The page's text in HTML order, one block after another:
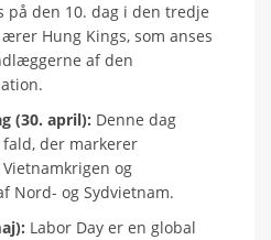
på den 10. dag i den tredje
Hung Kings, som anses
af den
(30. april): Denne dag
fald, der markerer
og
Nord- og Sydvietnam.
Labor Day er en global